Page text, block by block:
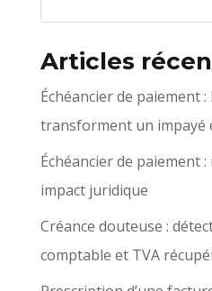
Articles
Échéancier de paiement
transforment un impayé
Échéancier de paiement
impact juridique
Créance douteuse :
comptable et TVA